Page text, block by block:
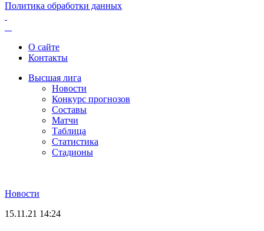
Политика обработки данных
О сайте
Контакты
Высшая лига
Новости
Конкурс прогнозов
Составы
Матчи
Таблица
Статистика
Стадионы
Новости
15.11.21 14:24